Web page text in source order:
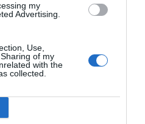
my
Advertising.
Use,
of my
with the
collected.
pierde dos pleitos
por 700.000
y sigue
la sesión del
los 20.057 puntos,